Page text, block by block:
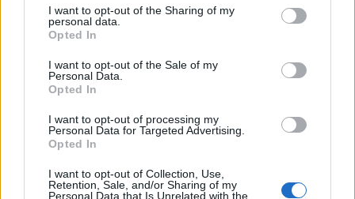
I want to opt-out of the Sharing of my
personal data.
Opted In
I want to opt-out of the Sale of my
Personal Data.
Opted In
I want to opt-out of processing my
Personal Data for Targeted Advertising.
Opted In
I want to opt-out of Collection, Use,
Retention, Sale, and/or Sharing of my
Personal Data that Is Unrelated with the
De transferprioriteiten van Ajax worden steeds
de route naar PEC eruit
met lege handen achter